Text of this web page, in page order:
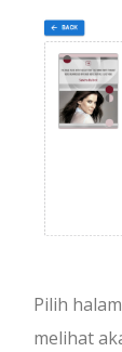
Pilih
melihat